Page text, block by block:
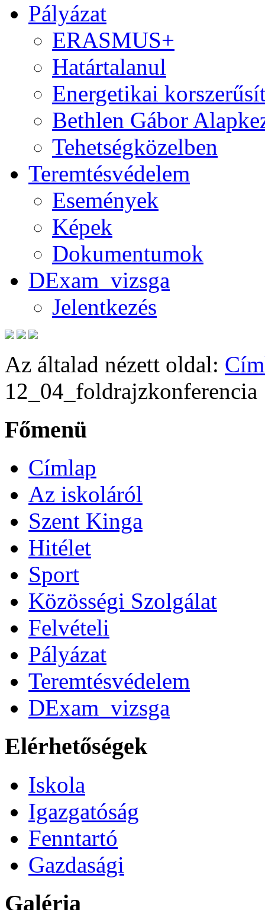
Pályázat
ERASMUS+
Határtalanul
Energetikai
Bethlen Gábor
Tehetségközelben
Teremtésvédelem
Események
Képek
Dokumentumok
DExam_vizsga
Jelentkezés
Az általad nézett oldal:
12_04_foldrajzkonferencia
Főmenü
Címlap
Az iskoláról
Szent Kinga
Hitélet
Sport
Közösségi Szolgálat
Felvételi
Pályázat
Teremtésvédelem
DExam_vizsga
Elérhetőségek
Iskola
Igazgatóság
Fenntartó
Gazdasági
Galéria